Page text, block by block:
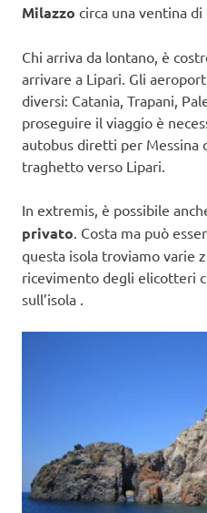
Milazzo circa una ventina di
Chi arriva da lontano, è
arrivare a Lipari. Gli
diversi: Catania, Trapani,
proseguire il viaggio è
autobus diretti per Messina
traghetto verso Lipari.
In extremis, è possibile
privato . Costa ma può
questa isola troviamo varie
ricevimento degli elicotteri
sull’isola .